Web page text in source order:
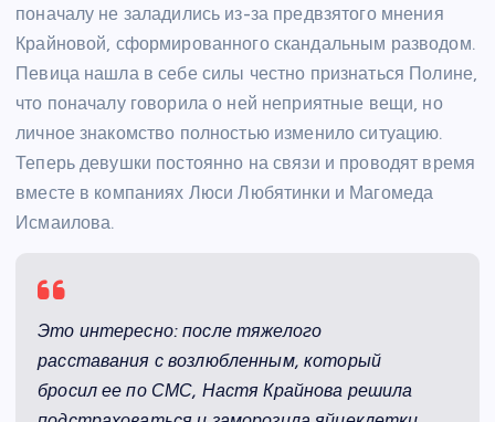
поначалу не заладились из-за предвзятого мнения
Крайновой, сформированного скандальным разводом.
Певица нашла в себе силы честно признаться Полине,
что поначалу говорила о ней неприятные вещи, но
личное знакомство полностью изменило ситуацию.
Теперь девушки постоянно на связи и проводят время
вместе в компаниях Люси Любятинки и Магомеда
Исмаилова.
Это интересно: после тяжелого
расставания с возлюбленным, который
бросил ее по СМС, Настя Крайнова решила